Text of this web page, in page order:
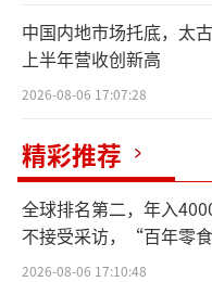
中国疾控中心
我国流感监测结果
株是甲型H1N1亚
分离到的甲型H1N1
提示与流感疫苗
效；耐药性分析提
抗病毒药物敏感，
中国内地市场托底，太
上半年营收创新高
2026-08-06 17:07:28
精彩推荐
全球排名第二，年入
不接受采访，“百年零
出水面？
2026-08-06 17:10:48